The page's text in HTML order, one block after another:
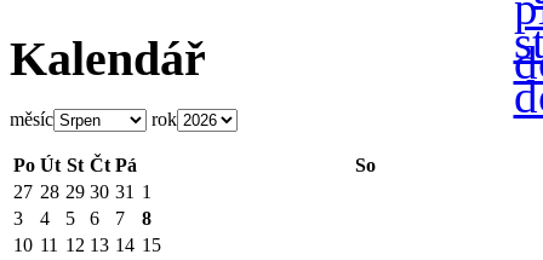
Kalendář
měsíc rok
Po Út St Čt Pá
So
27 28 29 30 31 1
3
4 5 6 7
8
10 11 12 13 14 15